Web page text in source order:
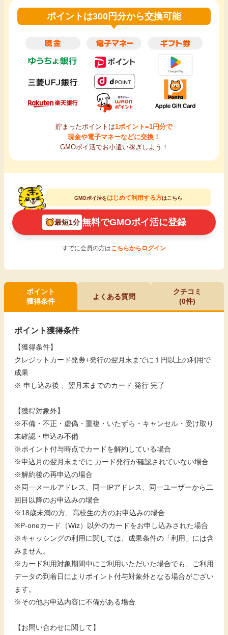
ポイントは300円分から交換可能
貯まったポイントは1ポイント=1円分で
現金や電子マネーなどに交換！
GMOポイ活でお小遣い稼ぎしよう！
GMOポイ活をはじめて利用する方はこちら
最短1分 無料でGMOポイ活に登録
すでに会員の方はこちらからログイン
ポイント
獲得条件
よくある質問
クチコミ
(0件)
ポイント獲得条件
【獲得条件】
クレジットカード発券+発行の翌月末までに１円以上の利用で
成果
※ 申し込み後 、翌月末までのカード 発行 完了
【獲得対象外】
※不備・不正・虚偽・重複・いたずら・キャンセル・受け取り
未確認・申込み不備
※ポイント付与時点でカードを解約している場合
※申込月の翌月末までに カード発行が確認されていない場合
※解約後の再申込の場合
※同一メールアドレス、同一IPアドレス、同一ユーザーから二
回目以降のお申込みの場合
※18歳未満の方、高校生の方のお申込みの場合
※P-oneカード（Wiz）以外のカードをお申し込みされた場合
※キャッシングの利用に関しては、成果条件の「利用」には含
みません。
※カード利用対象期間中にご利用いただいた場合でも、ご利用
データの到着日によりポイント付与対象外となる場合がござい
ます。
※その他お申込内容に不備がある場合
【お問い合わせに関して】